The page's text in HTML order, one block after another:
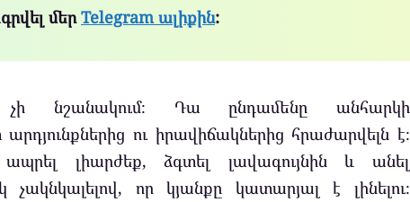
մերTelegram ալիքին:
նշանակում։ Դա ընդամենը անհարկի
ու իրավիճակներից հրաժարվելն է։
լիարժեք, ձգտել լավագույնին և անել
որ կյանքը կատարյալ է լինելու։